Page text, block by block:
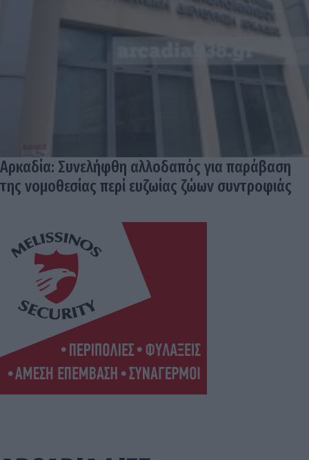
Αρκαδία: Συνελήφθη αλλοδαπός για παράβαση
της νομοθεσίας περί ευζωίας ζώων συντροφιάς